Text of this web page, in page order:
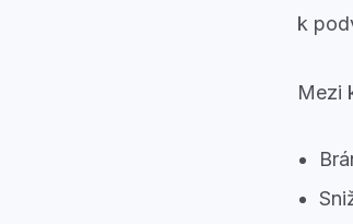
k
Mezi